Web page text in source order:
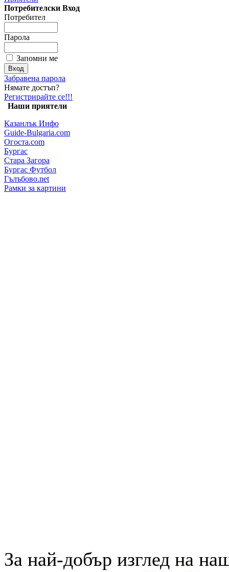
Потребителски Вход
Потребител
Парола
Запомни ме
Забравена парола
Нямате достъп?
Регистрирайте се!!!
Наши приятели
Казанлък Инфо
Guide-Bulgaria.com
Огоста.com
Бургас
Стара Загора
Бургас Футбол
Гълъбово.net
Рамки за картини
За най-добър изглед на